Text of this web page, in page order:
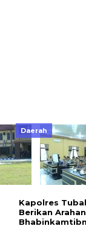
Daerah
Kapolres
Berikan